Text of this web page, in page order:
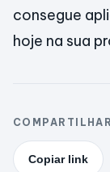
consegue
hoje na sua
Copiar link